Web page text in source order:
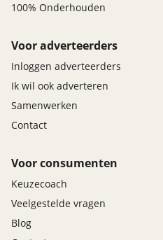
100% Onderhouden
Voor adverteerders
Inloggen adverteerders
Ik wil ook adverteren
Samenwerken
Contact
Voor consumenten
Keuzecoach
Veelgestelde vragen
Blog